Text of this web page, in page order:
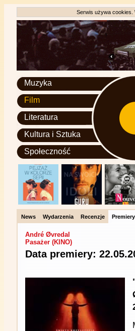
Serwis używa cookies.
Muzyka
Film
Literatura
Kultura i Sztuka
Społeczność
News Wydarzenia Recenzje Premiery
André Øvredal
Pasażer (KINO)
Data premiery: